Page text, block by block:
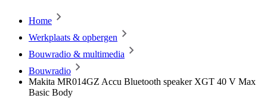
Home
Werkplaats & opbergen
Bouwradio & multimedia
Bouwradio
Makita MR014GZ Accu Bluetooth speaker XGT 40 V Max
Basic Body